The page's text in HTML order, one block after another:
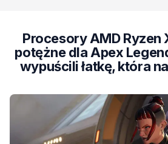
Procesory AMD Ryzen
potężne dla Apex
wypuścili łatkę, która